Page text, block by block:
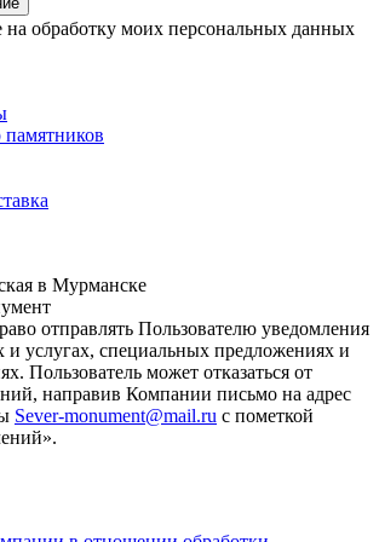
на обработку моих персональных данных
памятников
в Мурманске
отправлять Пользователю уведомления
и услугах, специальных предложениях и
Пользователь может отказаться от
направив Компании письмо на адрес
Sever-monument@mail.ru с пометкой